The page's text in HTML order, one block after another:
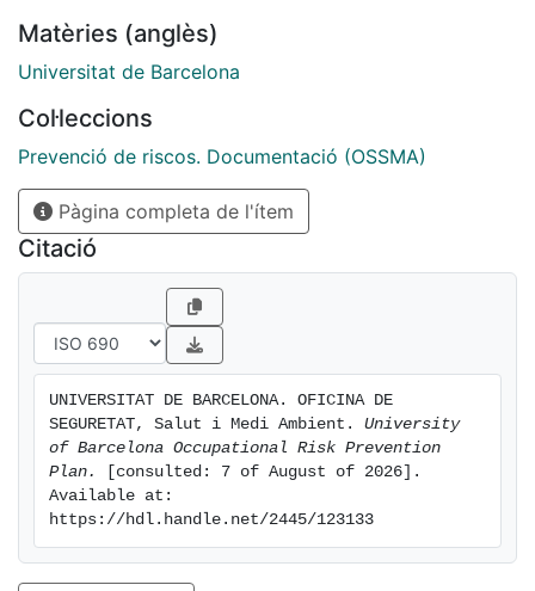
Matèries (anglès)
Universitat de Barcelona
Col·leccions
Prevenció de riscos. Documentació (OSSMA)
Pàgina completa de l'ítem
Citació
UNIVERSITAT DE BARCELONA. OFICINA DE
SEGURETAT, Salut i Medi Ambient. University
of Barcelona Occupational Risk Prevention
Plan.
[consulted: 7 of August of 2026].
Available at:
https://hdl.handle.net/2445/123133